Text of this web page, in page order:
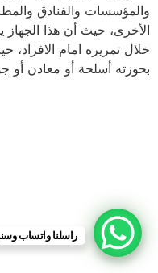
والمؤسسات والفنادق
الأخرى، حيث أن هذا
خلال تمريره امام
بحوزته أسلحة أو معادن أو
راسلنا واتساب